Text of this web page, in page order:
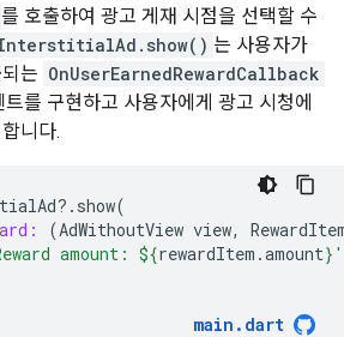
를 호출하여 광고 게재 시점을 선택할 수
는 사용자가
는 OnUserEarnedRewardCallback
를 구현하고 사용자에게 광고 시청에
니다.
? . show(
(AdWithoutView view,
amount: ${rewardItem .amount} '
main . dart